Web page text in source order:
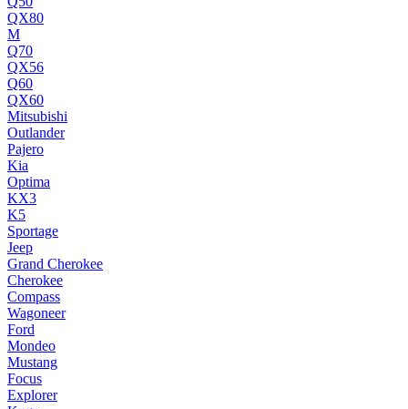
QX80
M
Q70
QX56
Q60
QX60
Mitsubishi
Outlander
Pajero
Kia
Optima
KX3
K5
Sportage
Jeep
Grand Cherokee
Cherokee
Compass
Wagoneer
Ford
Mondeo
Mustang
Focus
Explorer